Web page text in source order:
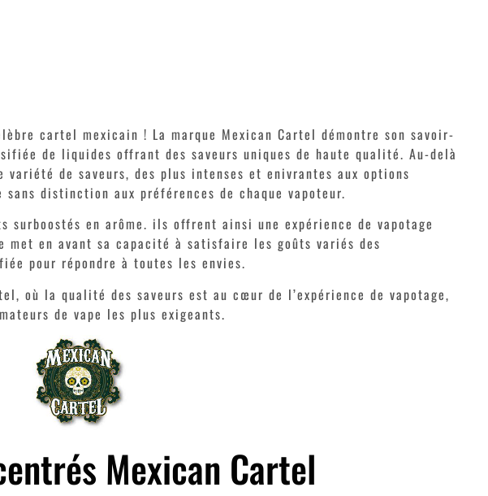
cartel mexicain ! La marque Mexican Cartel démontre son savoir-
de liquides offrant des saveurs uniques de haute qualité. Au-delà
de saveurs, des plus intenses et enivrantes aux options
distinction aux préférences de chaque vapoteur.
surboostés en arôme. ils offrent ainsi une expérience de vapotage
met en avant sa capacité à satisfaire les goûts variés des
pour répondre à toutes les envies.
où la qualité des saveurs est au cœur de l’expérience de vapotage,
de vape les plus exigeants.
Mexican Cartel